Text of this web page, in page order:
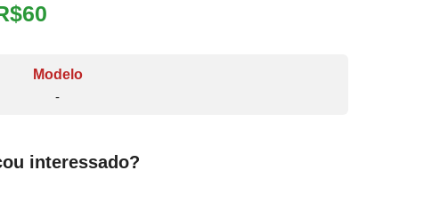
Modelo
-
interessado?